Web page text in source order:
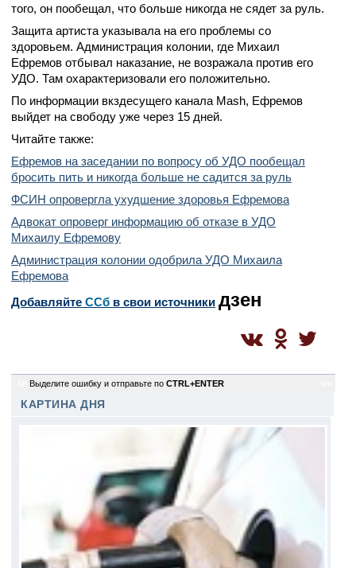
того, он пообещал, что больше никогда не сядет за руль.
Защита артиста указывала на его проблемы со
здоровьем. Администрация колонии, где Михаил
Ефремов отбывал наказание, не возражала против его
УДО. Там охарактеризовали его положительно.
По информации вкздесущего канала Mash, Ефремов
выйдет на свободу уже через 15 дней.
Читайте также:
Ефремов на заседании по вопросу об УДО пообещал
бросить пить и никогда больше не садится за руль
ФСИН опровергла ухудшение здоровья Ефремова
Адвокат опроверг информацию об отказе в УДО
Михаилу Ефремову
Администрация колонии одобрила УДО Михаила
Ефремова
Добавляйте CСб в свои источники дзен
Выделите ошибку и отправьте по CTRL+ENTER
КАРТИНА ДНЯ